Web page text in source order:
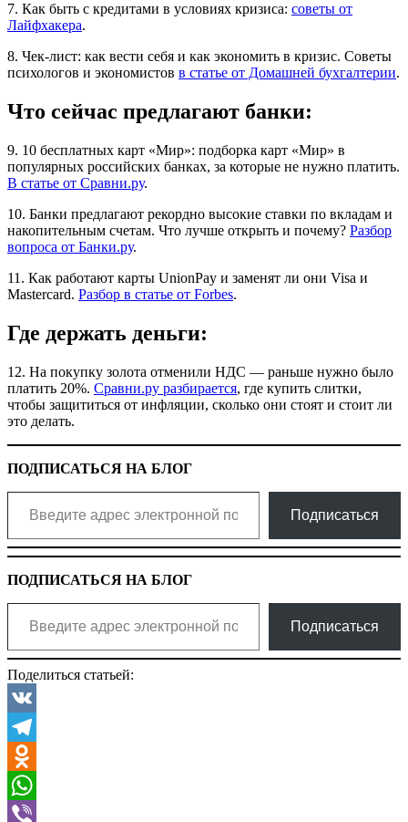
7. Как быть с кредитами в условиях кризиса: советы от
Лайфхакера.
8. Чек-лист: как вести себя и как экономить в кризис. Советы
психологов и экономистов в статье от Домашней бухгалтерии.
Что сейчас предлагают банки:
9. 10 бесплатных карт «Мир»: подборка карт «Мир» в
популярных российских банках, за которые не нужно платить.
В статье от Сравни.ру.
10. Банки предлагают рекордно высокие ставки по вкладам и
накопительным счетам. Что лучше открыть и почему? Разбор
вопроса от Банки.ру.
11. Как работают карты UnionPay и заменят ли они Visa и
Mastercard. Разбор в статье от Forbes.
Где держать деньги:
12. На покупку золота отменили НДС — раньше нужно было
платить 20%. Сравни.ру разбирается, где купить слитки,
чтобы защититься от инфляции, сколько они стоят и стоит ли
это делать.
ПОДПИСАТЬСЯ НА БЛОГ
Введите адрес электронной почты…
Подписаться
ПОДПИСАТЬСЯ НА БЛОГ
Введите адрес электронной почты…
Подписаться
Поделиться статьей:
VK
Telegram
Odnoklassniki
WhatsApp